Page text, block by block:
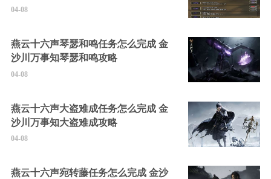
04-08
燕云十六声琴瑟和鸣任务怎么完成 金
沙川万事知琴瑟和鸣攻略
04-08
燕云十六声大盗难成任务怎么完成 金
沙川万事知大盗难成攻略
04-08
燕云十六声宛转藤任务怎么完成 金沙